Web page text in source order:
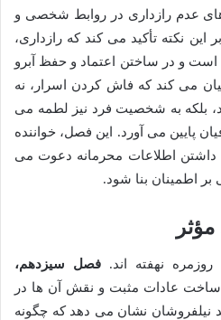
عدم رازداری در روابط شخصی و
این نکته تأکید می کند که رازداری،
است و در ساختن اعتماد و حفظ آبرو
می کند که فاش کردن اسرار، نه
بلکه به شخصیت فرد نیز لطمه می
پایین می آورد. این فصل، خواننده
اطلاعات محرمانه دعوت می
اطمینان بنا شود.
نهفته اند. فصل سیزدهم،
ساخت عادات مثبت و نقش آن ها در
نیلفروشان نشان می دهد که چگونه